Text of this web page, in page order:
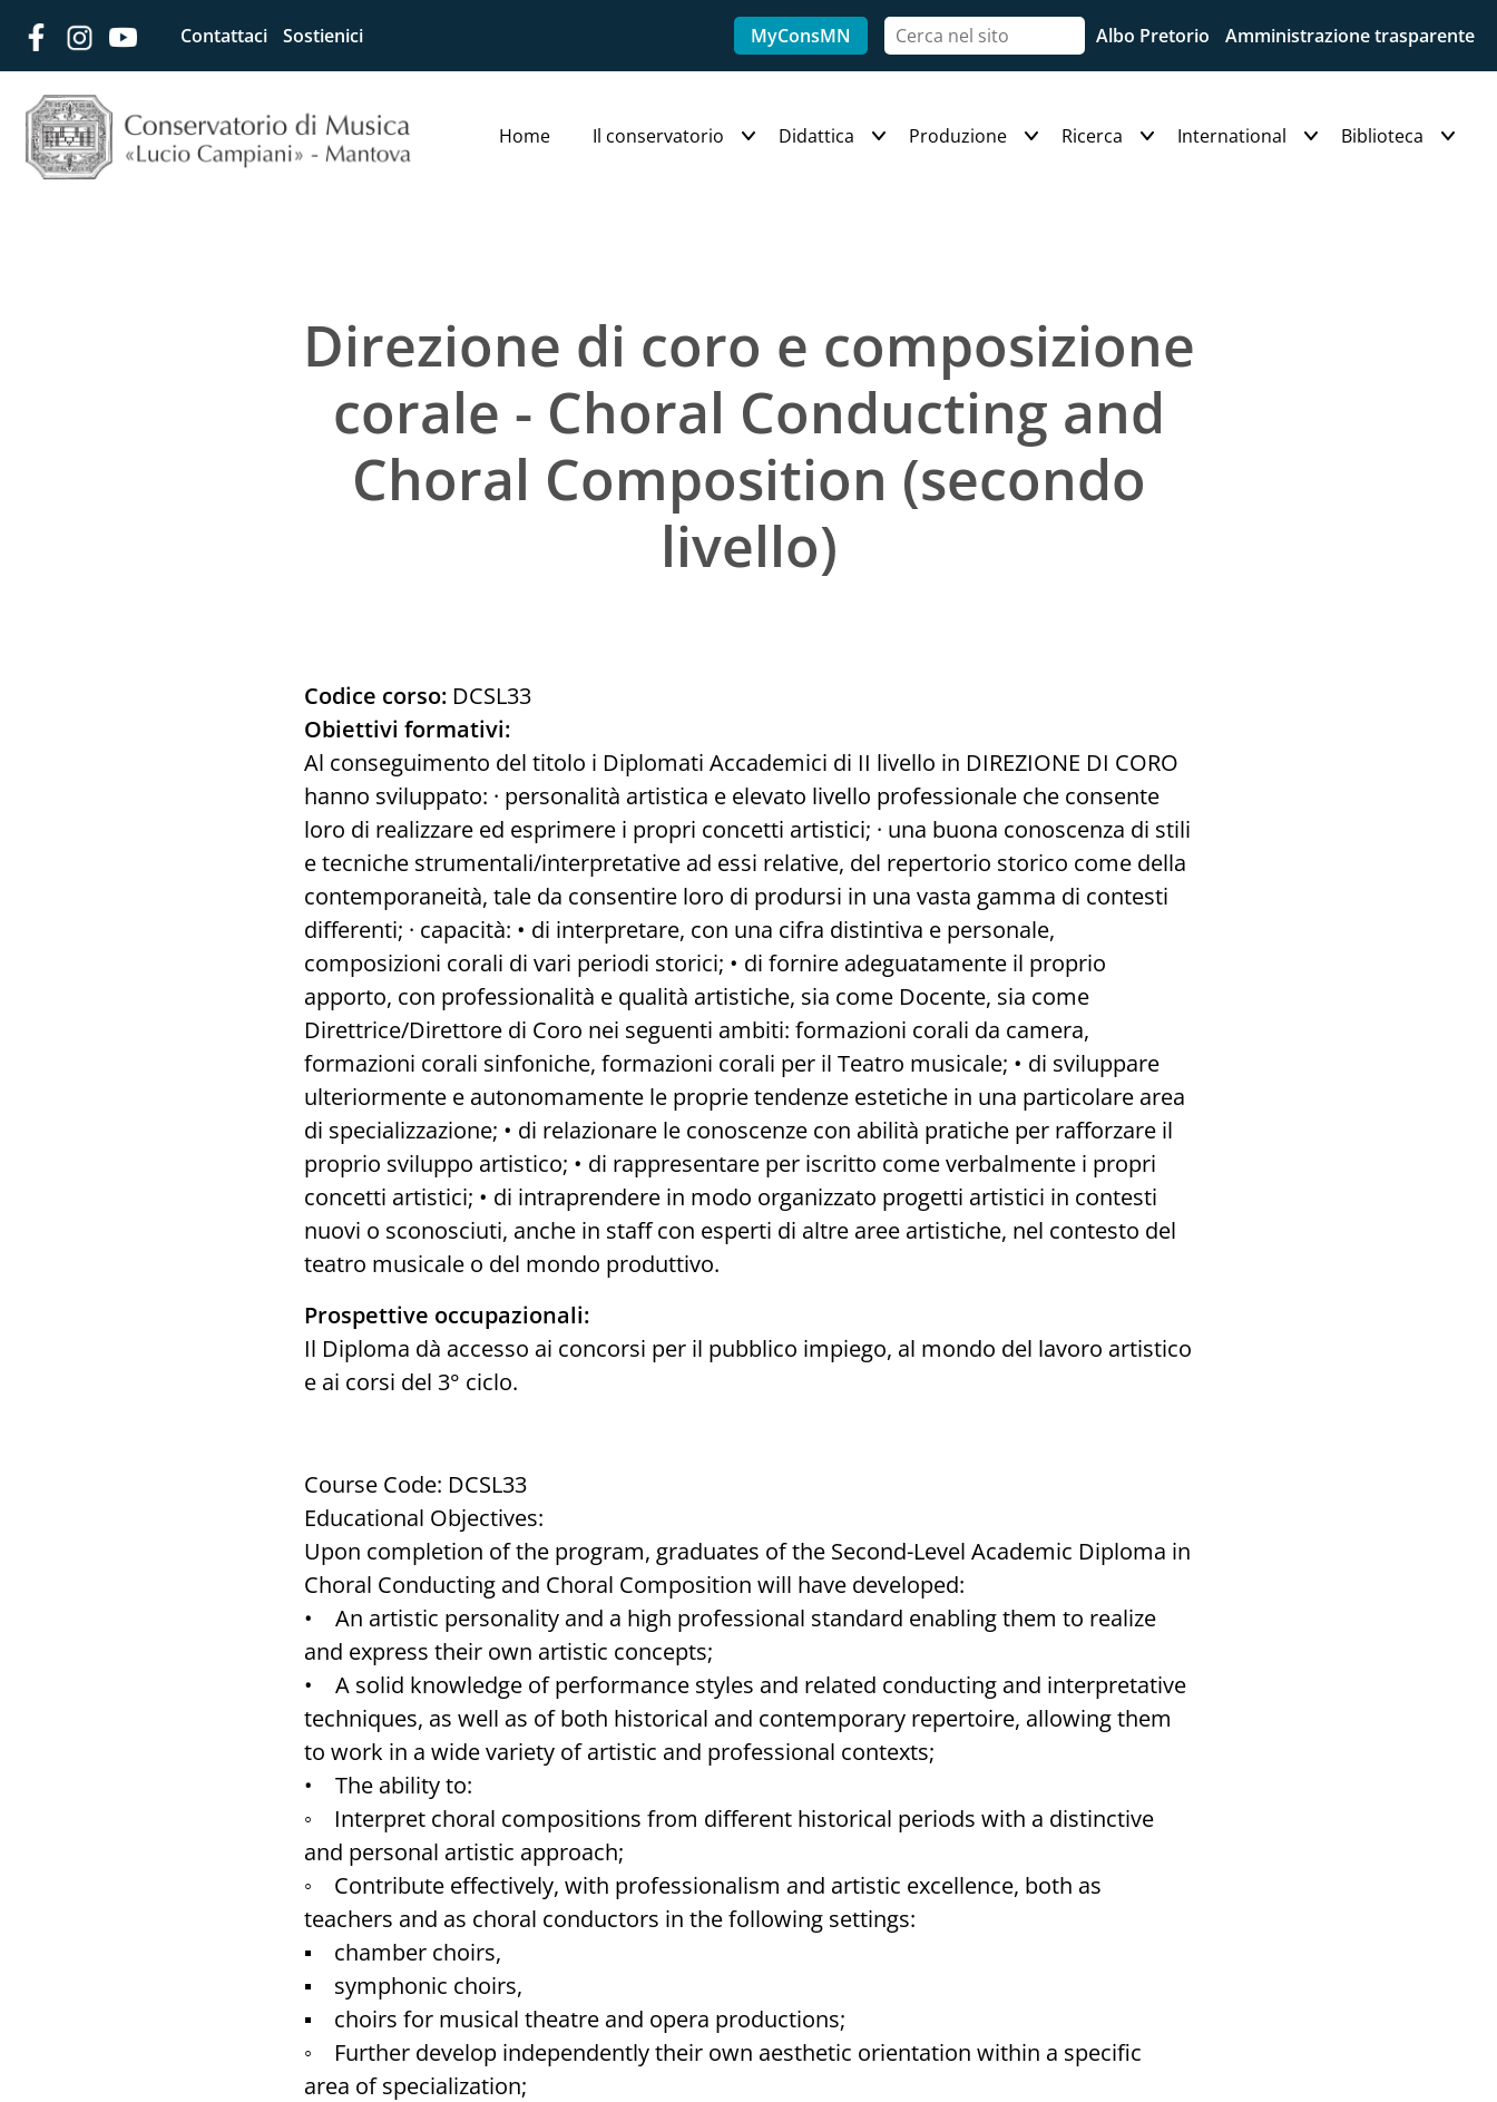
Contattaci Sostienici Albo Pretorio Amministrazione trasparente
MyConsMN
Home Il conservatorio Didattica Produzione Ricerca International Biblioteca
Direzione di coro e composizione
corale - Choral Conducting and
Choral Composition (secondo
livello)
Codice corso: DCSL33
Obiettivi formativi:
Al conseguimento del titolo i Diplomati Accademici di II livello in DIREZIONE DI CORO
hanno sviluppato: · personalità artistica e elevato livello professionale che consente
loro di realizzare ed esprimere i propri concetti artistici; · una buona conoscenza di stili
e tecniche strumentali/interpretative ad essi relative, del repertorio storico come della
contemporaneità, tale da consentire loro di prodursi in una vasta gamma di contesti
differenti; · capacità: • di interpretare, con una cifra distintiva e personale,
composizioni corali di vari periodi storici; • di fornire adeguatamente il proprio
apporto, con professionalità e qualità artistiche, sia come Docente, sia come
Direttrice/Direttore di Coro nei seguenti ambiti: formazioni corali da camera,
formazioni corali sinfoniche, formazioni corali per il Teatro musicale; • di sviluppare
ulteriormente e autonomamente le proprie tendenze estetiche in una particolare area
di specializzazione; • di relazionare le conoscenze con abilità pratiche per rafforzare il
proprio sviluppo artistico; • di rappresentare per iscritto come verbalmente i propri
concetti artistici; • di intraprendere in modo organizzato progetti artistici in contesti
nuovi o sconosciuti, anche in staff con esperti di altre aree artistiche, nel contesto del
teatro musicale o del mondo produttivo.
Prospettive occupazionali:
Il Diploma dà accesso ai concorsi per il pubblico impiego, al mondo del lavoro artistico
e ai corsi del 3° ciclo.
Course Code: DCSL33
Educational Objectives:
Upon completion of the program, graduates of the Second-Level Academic Diploma in
Choral Conducting and Choral Composition will have developed:
• An artistic personality and a high professional standard enabling them to realize
and express their own artistic concepts;
• A solid knowledge of performance styles and related conducting and interpretative
techniques, as well as of both historical and contemporary repertoire, allowing them
to work in a wide variety of artistic and professional contexts;
• The ability to:
◦ Interpret choral compositions from different historical periods with a distinctive
and personal artistic approach;
◦ Contribute effectively, with professionalism and artistic excellence, both as
teachers and as choral conductors in the following settings:
▪ chamber choirs,
▪ symphonic choirs,
▪ choirs for musical theatre and opera productions;
◦ Further develop independently their own aesthetic orientation within a specific
area of specialization;